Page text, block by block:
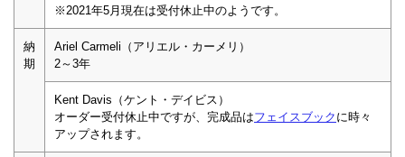
※2021年5月現在は受付休止中のようです。
納
期
Ariel Carmeli（アリエル・カーメリ）
2～3年
Kent Davis（ケント・デイビス）
オーダー受付休止中ですが、完成品はフェイスブック に時々
アップされます。